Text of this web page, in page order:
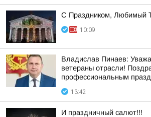
С Праздником, Любимый
10:09
Владислав Пинаев:
ветераны отрасли!
профессиональным
13:42
И праздничный салют!!!